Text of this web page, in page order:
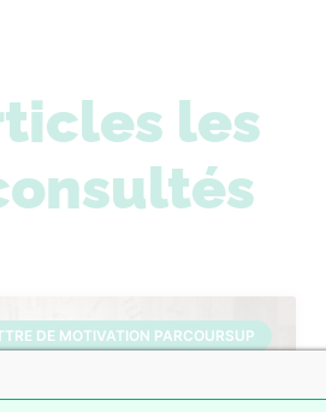
les
DE MOTIVATION PARCOURSUP